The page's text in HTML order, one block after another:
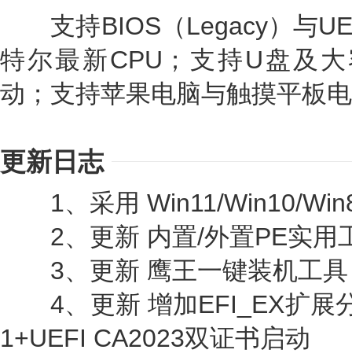
支持BIOS（Legacy）与
特尔最新CPU；支持U盘及
动；支持苹果电脑与触摸平板
更新日志
1、采用 Win11/Win10/
2、更新 内置/外置PE实用
3、更新 鹰王一键装机工具
4、更新 增加EFI_EX扩展
1+UEFI CA2023双证书启动